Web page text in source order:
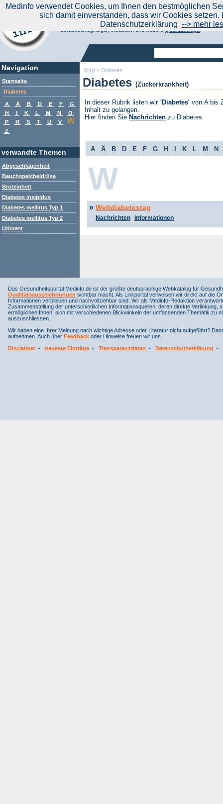
Start > Diabetes
Diabetes (Zuckerkrankheit)
In dieser Rubrik listen wir 'Diabetes'von A bis
Inhalt zu gelangen.
Hier finden Sie Nachrichten zu Diabetes.
A Ä B D E F G H I K L M N
W
» Weltdiabetestag
Nachrichten Informationen
Navigation
Startseite
Diabetes
A Ä B D E F
G
H
I K L M N
O
P
R S T U V W
Z
verwandte Themen
Abgeschlagenheit
Bauchspeicheldrüse
Broteinheit
Diabetes insipidus
Diabetes mellitus Typ 1
Diabetes mellitus Typ 2
Urintest
Aktuelle Nachrichten|
Suchen Sie noch oder Finden Sie schon?
Medinfo.de - Meta-Portal für Gesundheitsthemen
Berücksichtigt afgis, Medisuch und weitereQualitätssiegel.
Das Gesundheitsportal Medinfo.de ist der größte deutsprachige Webkatalog für
Qualitätsauszeichnungen sichtbar macht. Als Linkportal verweisen wir direkt auf die
Informationen verbleiben und nachvollziehbar sind. Wir als Medinfo-Redaktion
Zusammenstellung der unterschiedlichen Informationsquellen, deren direkte
ermöglichen Ihnen, sich mit verschiedenen Blickwinkeln der umfassenden Thematik
auszuschliessen.
Wir haben eine Ihrer Meinung nach wichtige Adresse oder Literatur nicht aufgeführt?
aufnehmen. Auch über Feedback oder Hinweise freuen wir uns.
Disclaimer - neueste Einträge - Transparenzdaten - Datenschutzerklärung -
Medinfo verwendet Cookies, um Ihnen den bestmöglichen
sich damit einverstanden, dass wir Cookies
Datenschutzerklärung --> mehr